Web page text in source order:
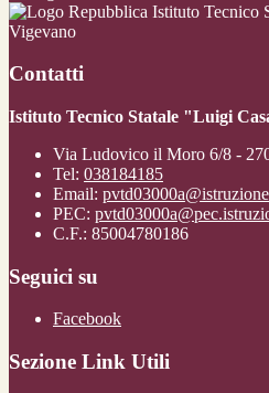
Istituto Tecnico
Vigevano
Contatti
Istituto Tecnico Statale "Luigi
Via Ludovico il Moro 6/8 -
Tel: 038184185
Email:
PEC:
C.F.: 85004780186
Seguici su
Facebook
Sezione Link Utili